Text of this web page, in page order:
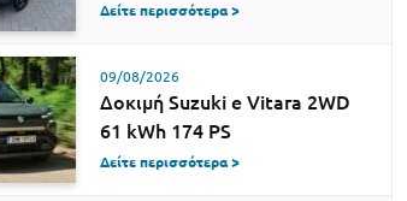
Δείτε περισσότερα >
09/08/2026
Δοκιμή Suzuki e Vitara 2WD
61 kWh 174 PS
Δείτε περισσότερα >